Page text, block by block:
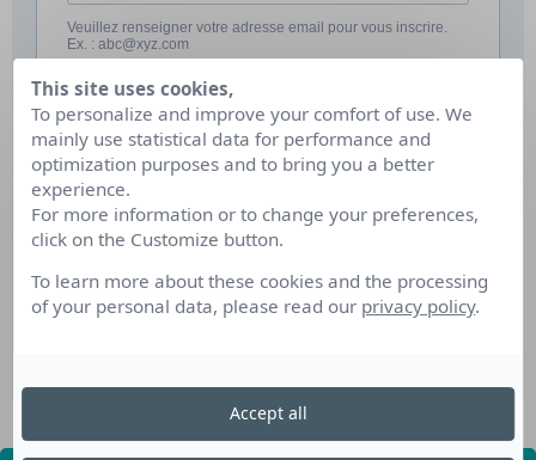
This site uses cookies,
To personalize and improve your comfort of use. We
mainly use statistical data for performance and
optimization purposes and to bring you a better
experience.
For more information or to change your preferences,
click on the Customize button.
To learn more about these cookies and the processing
of your personal data, please read our privacy policy.
Accept all